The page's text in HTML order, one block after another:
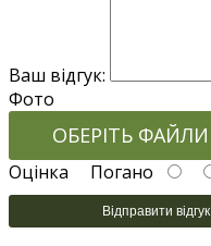
Ваш відгук:
Фото
ОБЕРІТЬ ФАЙЛИ
Оцінка Погано
Відправити відгук